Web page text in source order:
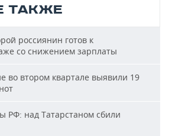
ТАКЖЕ
россиянин готов к
со снижением зарплаты
во втором квартале выявили 19
РФ: над Татарстаном сбили